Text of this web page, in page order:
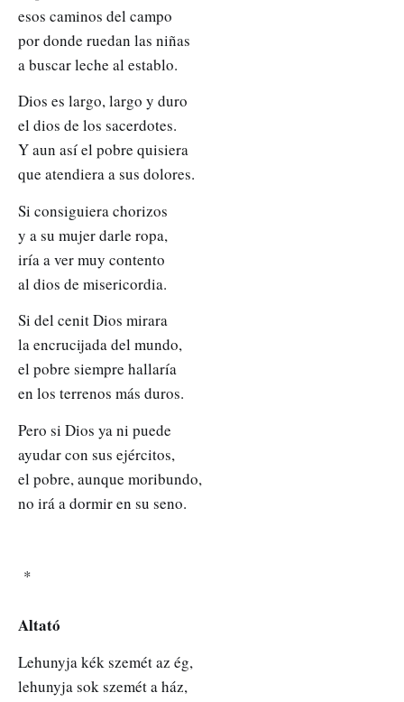
esos caminos del campo
por donde ruedan las niñas
a buscar leche al establo.
Dios es largo, largo y duro
el dios de los sacerdotes.
Y aun así el pobre quisiera
que atendiera a sus dolores.
Si consiguiera chorizos
y a su mujer darle ropa,
iría a ver muy contento
al dios de misericordia.
Si del cenit Dios mirara
la encrucijada del mundo,
el pobre siempre hallaría
en los terrenos más duros.
Pero si Dios ya ni puede
ayudar con sus ejércitos,
el pobre, aunque moribundo,
no irá a dormir en su seno.
*
Altató
Lehunyja kék szemét az ég,
lehunyja sok szemét a ház,